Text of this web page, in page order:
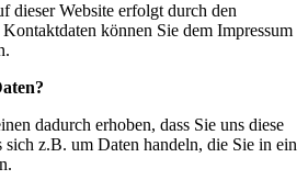
dieser Website erfolgt durch den
können Sie dem Impressum
dadurch erhoben, dass Sie uns diese
z.B. um Daten handeln, die Sie in ein